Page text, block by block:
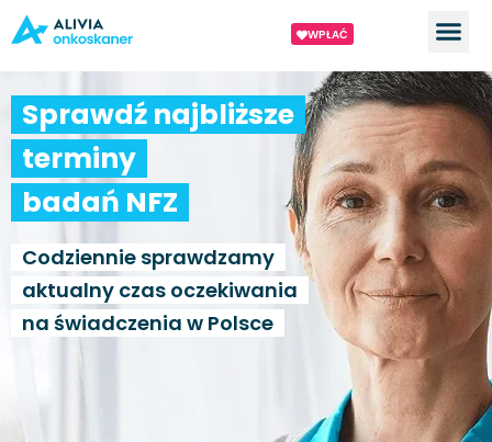
WPŁAĆ
Sprawdź najbliższe
terminy
badań NFZ
Codziennie sprawdzamy
aktualny czas oczekiwania
na świadczenia w Polsce